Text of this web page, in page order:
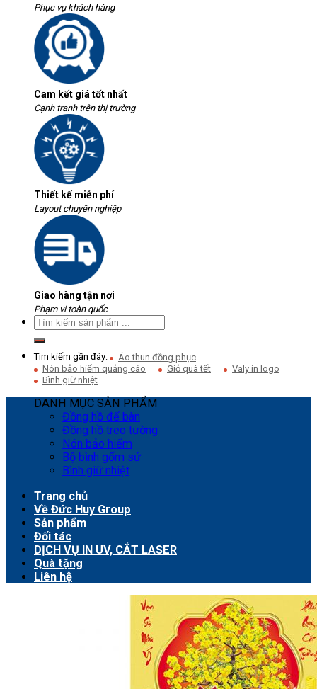
Phục vụ khách hàng
Cam kết giá tốt nhất
Cạnh tranh trên thị trường
Thiết kế miễn phí
Layout chuyên nghiệp
Giao hàng tận nơi
Phạm vi toàn quốc
Tìm kiếm gần đây:
Áo thun đồng phục
Nón bảo hiểm quảng cáo
Giỏ quà tết
Valy in logo
Bình giữ nhiệt
DANH MỤC SẢN PHẨM
Đồng hồ để bàn
Đồng hồ treo tường
Nón bảo hiểm
Bộ bình gốm sứ
Bình giữ nhiệt
Trang chủ
Về Đức Huy Group
Sản phẩm
Đối tác
DỊCH VỤ IN UV, CẮT LASER
Quà tặng
Liên hệ